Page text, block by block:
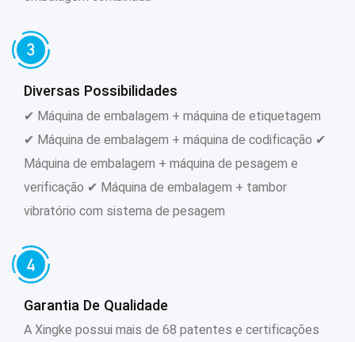
Diversas Possibilidades
✔ Máquina de embalagem + máquina de etiquetagem
✔ Máquina de embalagem + máquina de codificação ✔
Máquina de embalagem + máquina de pesagem e
verificação ✔ Máquina de embalagem + tambor
vibratório com sistema de pesagem
Garantia De Qualidade
A Xingke possui mais de 68 patentes e certificações